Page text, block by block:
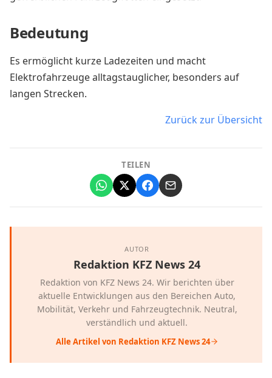
Bedeutung
Es ermöglicht kurze Ladezeiten und macht
Elektrofahrzeuge alltagstauglicher, besonders auf
langen Strecken.
Zurück zur Übersicht
TEILEN
AUTOR
Redaktion KFZ News 24
Redaktion von KFZ News 24. Wir berichten über
aktuelle Entwicklungen aus den Bereichen Auto,
Mobilität, Verkehr und Fahrzeugtechnik. Neutral,
verständlich und aktuell.
Alle Artikel von Redaktion KFZ News 24